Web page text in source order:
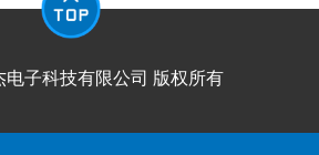
电子科技有限公司 版权所有